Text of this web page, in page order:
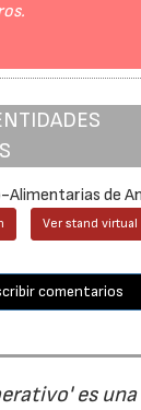
de
Ver stand virtual
comentarios
es